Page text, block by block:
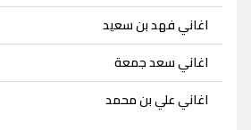
اغاني فهد بن سعيد
اغاني سعد جمعة
اغاني علي بن محمد